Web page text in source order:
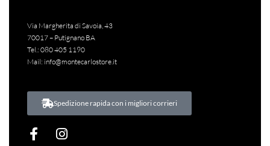
Via Margherita di Savoia, 43
70017 – Putignano BA
Tel.: 080 405 1190
Mail: info@montecarlostore.it
Spedizione rapida con i migliori corrieri